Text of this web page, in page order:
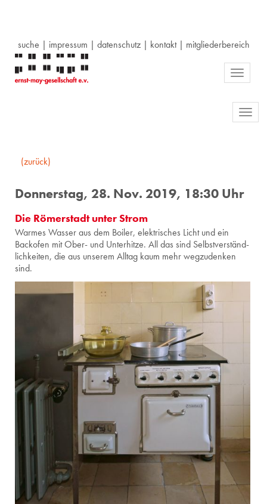
suche | impressum | datenschutz| kontakt| mitgliederbereich
Toggle
(zurück)
Donnerstag, 28. Nov. 2019, 18:30 Uhr
Die Römerstadt unter Strom
War­mes Was­ser aus dem Boi­ler, elek­tri­sches Licht und ein
Back­ofen mit Ober- und Un­ter­hit­ze. All das sind Selbst­ver­ständ­
lich­kei­ten, die aus un­se­rem All­tag kaum mehr weg­zu­den­ken
sind.